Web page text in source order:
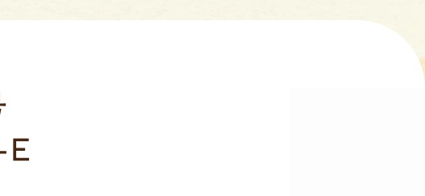
担を大幅に軽減します。
E